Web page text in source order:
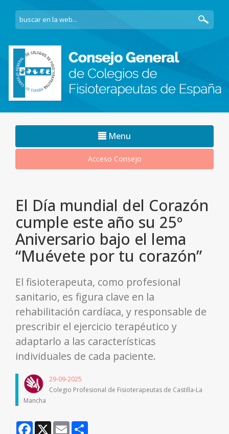
Navegacion
movil
Menu
Acceso Consejo
El Día mundial del Corazón
cumple este año su 25º
Aniversario bajo el lema
“Muévete por tu corazón”
El fisioterapeuta, como profesional
sanitario, es figura clave en la
rehabilitación cardíaca, y responsable de
prescribir el ejercicio terapéutico y
adaptarlo a las características
individuales de cada paciente.
29-09-2025
Colegio Profesional de Fisioterapeutas de Castilla-La
Mancha
Facebook
X Email